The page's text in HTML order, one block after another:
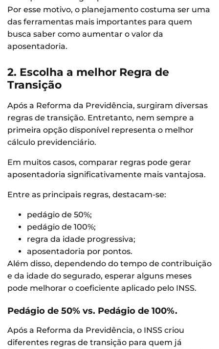
Por esse motivo, o planejamento costuma ser uma
das ferramentas mais importantes para quem
busca saber como aumentar o valor da
aposentadoria.
2. Escolha a melhor Regra de
Transição
Após a Reforma da Previdência, surgiram diversas
regras de transição. Entretanto, nem sempre a
primeira opção disponível representa o melhor
cálculo previdenciário.
Em muitos casos, comparar regras pode gerar
aposentadoria significativamente mais vantajosa.
Entre as principais regras, destacam-se:
pedágio de 50%;
pedágio de 100%;
regra da idade progressiva;
aposentadoria por pontos.
Além disso, dependendo do tempo de contribuição
e da idade do segurado, esperar alguns meses
pode melhorar o coeficiente aplicado pelo INSS.
Pedágio de 50% vs. Pedágio de 100%.
Após a Reforma da Previdência, o INSS criou
diferentes regras de transição para quem já